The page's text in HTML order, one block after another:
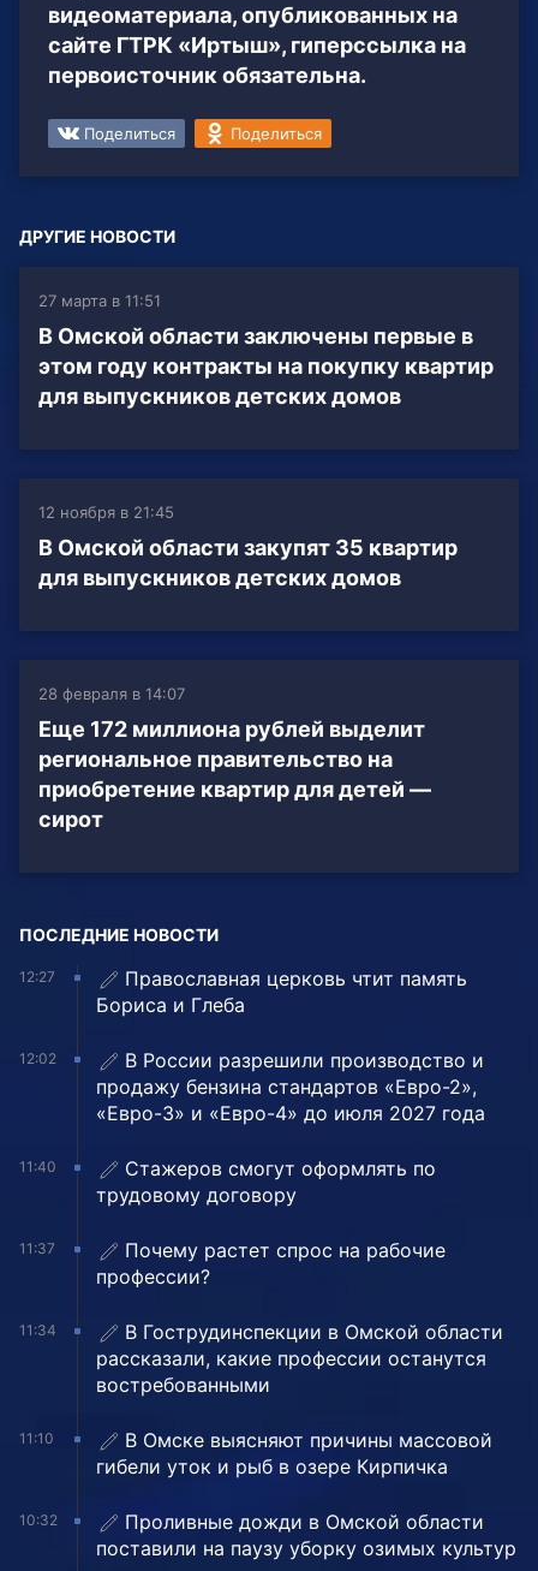
видеоматериала, опубликованных на
сайте ГТРК «Иртыш», гиперссылка на
первоисточник обязательна.
Поделиться Поделиться
ДРУГИЕ НОВОСТИ
27 марта в 11:51
В Омской области заключены первые в
этом году контракты на покупку квартир
для выпускников детских домов
12 ноября в 21:45
В Омской области закупят 35 квартир
для выпускников детских домов
28 февраля в 14:07
Еще 172 миллиона рублей выделит
региональное правительство на
приобретение квартир для детей —
сирот
ПОСЛЕДНИЕ НОВОСТИ
12:27
Православная церковь чтит память
Бориса и Глеба
12:02
В России разрешили производство и
продажу бензина стандартов «Евро-2»,
«Евро-3» и «Евро-4» до июля 2027 года
11:40
Стажеров смогут оформлять по
трудовому договору
11:37
Почему растет спрос на рабочие
профессии?
11:34
В Гострудинспекции в Омской области
рассказали, какие профессии останутся
востребованными
11:10
В Омске выясняют причины массовой
гибели уток и рыб в озере Кирпичка
10:32
Проливные дожди в Омской области
поставили на паузу уборку озимых культур